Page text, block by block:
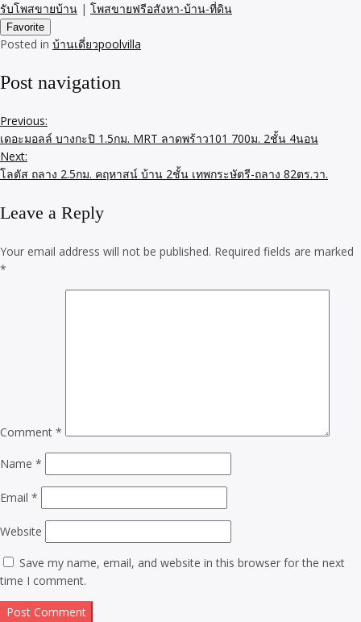
รับโพสขายบ้าน | โพสขายฟรีอสังหา-บ้าน-ที่ดิน
Favorite
Posted in บ้านเดี่ยวpoolvilla
Post navigation
Previous:
เดอะมอลล์ บางกะปิ 1.5กม. MRT ลาดพร้าว101 700ม. 2ชั้น 4นอน
Next:
โลตัส ถลาง 2.5กม. คฤหาสน์ บ้าน 2ชั้น เทพกระษัตรี-ถลาง 82ตร.วา.
Leave a Reply
Your email address will not be published. Required fields are marked
*
Comment *
Name *
Email *
Website
Save my name, email, and website in this browser for the next
time I comment.